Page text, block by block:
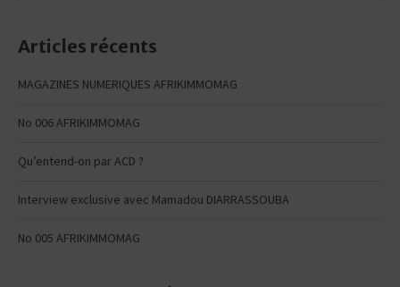
Articles récents
MAGAZINES NUMERIQUES AFRIKIMMOMAG
No 006 AFRIKIMMOMAG
Qu’entend-on par ACD ?
Interview exclusive avec Mamadou DIARRASSOUBA
No 005 AFRIKIMMOMAG